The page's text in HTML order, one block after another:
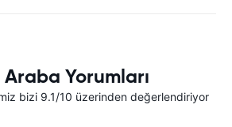
Araba Yorumları
bizi 9.1/10 üzerinden değerlendiriyor